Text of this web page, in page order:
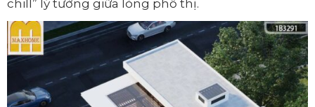
chill” lý tưởng giữa lòng phố thị.